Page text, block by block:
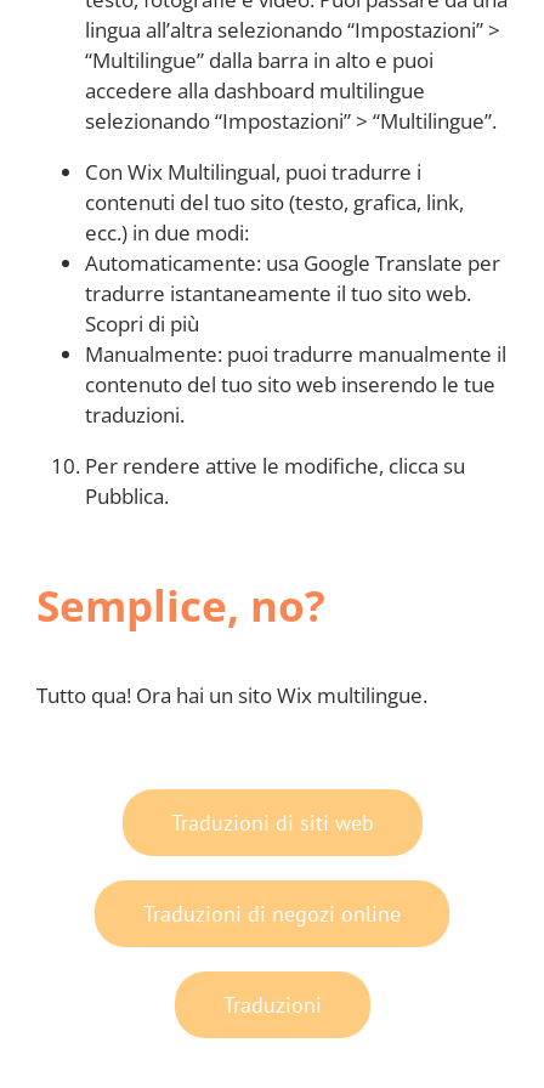
lingua all’altra selezionando “Impostazioni” >
“Multilingue” dalla barra in alto e puoi
accedere alla dashboard multilingue
selezionando “Impostazioni” > “Multilingue”.
Con Wix Multilingual, puoi tradurre i
contenuti del tuo sito (testo, grafica, link,
ecc.) in due modi:
Automaticamente: usa Google Translate per
tradurre istantaneamente il tuo sito web.
Scopri di più
Manualmente: puoi tradurre manualmente il
contenuto del tuo sito web inserendo le tue
traduzioni.
Per rendere attive le modifiche, clicca su
Pubblica.
Semplice, no?
Tutto qua! Ora hai un sito Wix multilingue.
Traduzioni di siti web
Traduzioni di negozi online
Traduzioni